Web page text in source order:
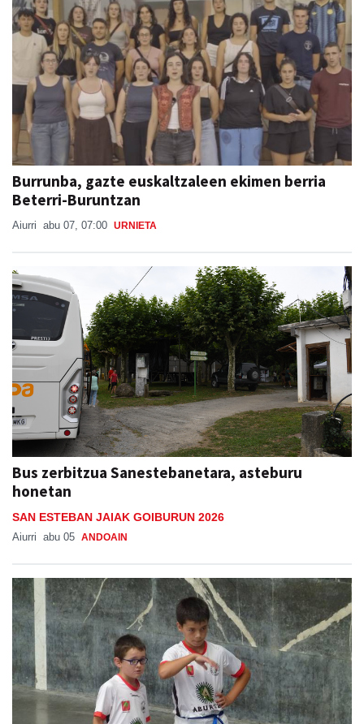
Burrunba, gazte euskaltzaleen ekimen berria
Beterri-Buruntzan
Aiurri abu 07, 07:00 URNIETA
Bus zerbitzua Sanestebanetara, asteburu
honetan
SAN ESTEBAN JAIAK GOIBURUN 2026
Aiurri abu 05 ANDOAIN